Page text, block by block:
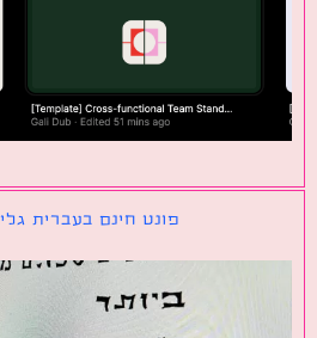
פונט חינם בעברית גלי-עצים gali-wood